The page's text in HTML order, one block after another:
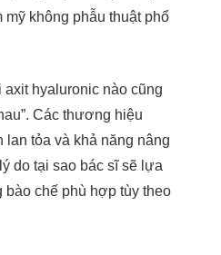
không phẫu thuật phổ
hyaluronic nào cũng
Các thương hiệu
lan tỏa và khả năng nâng
do tại sao bác sĩ sẽ lựa
chế phù hợp tùy theo